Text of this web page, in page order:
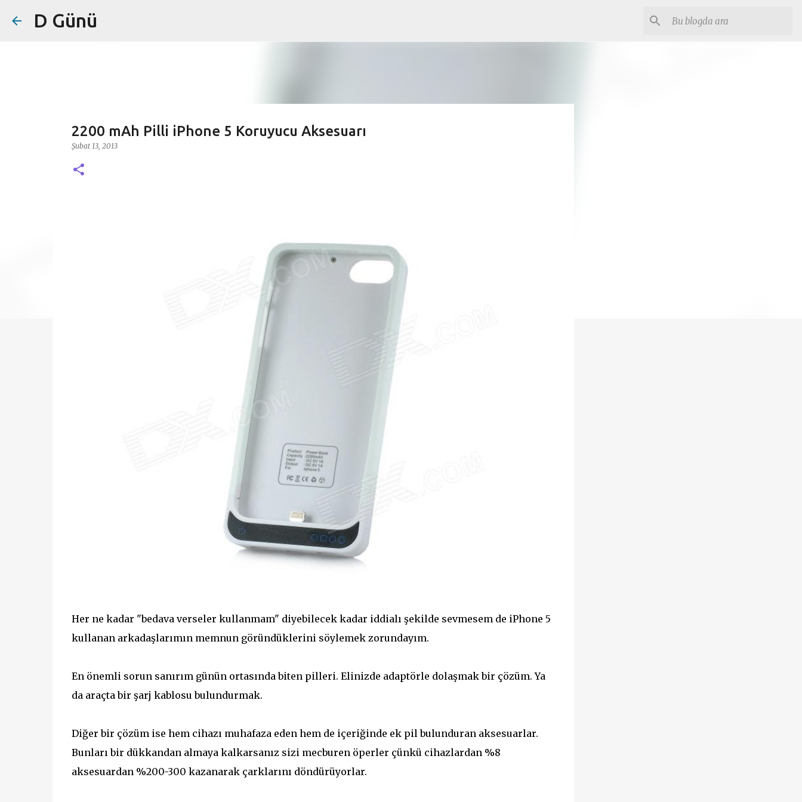
D Günü
2200 mAh Pilli iPhone 5 Koruyucu Aksesuarı
Şubat 13, 2013
Her ne kadar "bedava verseler kullanmam" diyebilecek kadar iddialı şekilde sevmesem de iPhone 5
kullanan arkadaşlarımın memnun göründüklerini söylemek zorundayım.
En önemli sorun sanırım günün ortasında biten pilleri. Elinizde adaptörle dolaşmak bir çözüm. Ya
da araçta bir şarj kablosu bulundurmak.
Diğer bir çözüm ise hem cihazı muhafaza eden hem de içeriğinde ek pil bulunduran aksesuarlar.
Bunları bir dükkandan almaya kalkarsanız sizi mecburen öperler çünkü cihazlardan %8
aksesuardan %200-300 kazanarak çarklarını döndürüyorlar.